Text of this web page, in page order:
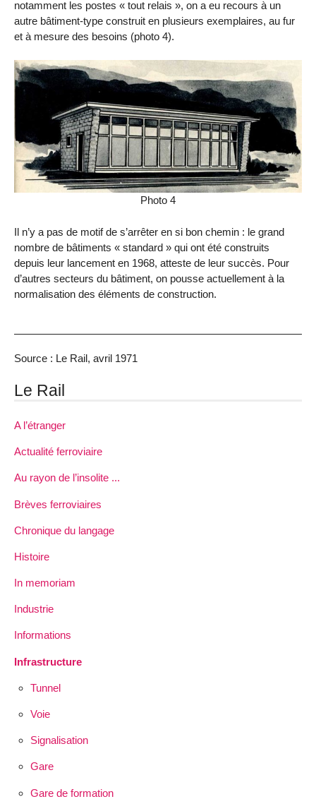
notamment les postes « tout relais », on a eu recours à un
autre bâtiment-type construit en plusieurs exemplaires, au fur
et à mesure des besoins (photo 4).
Photo 4
Il n’y a pas de motif de s’arrêter en si bon chemin : le grand
nombre de bâtiments « standard » qui ont été construits
depuis leur lancement en 1968, atteste de leur succès. Pour
d’autres secteurs du bâtiment, on pousse actuellement à la
normalisation des éléments de construction.
Source : Le Rail, avril 1971
Le Rail
A l’étranger
Actualité ferroviaire
Au rayon de l’insolite ...
Brèves ferroviaires
Chronique du langage
Histoire
In memoriam
Industrie
Informations
Infrastructure
Tunnel
Voie
Signalisation
Gare
Gare de formation